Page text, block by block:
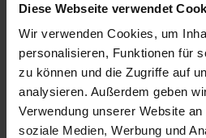
Diese Webseite verwendet
Wir verwenden Cookies, um
personalisieren, Funktionen für
zu können und die Zugriffe auf
analysieren. Außerdem geben
Verwendung unserer Website
soziale Medien, Werbung und
Entschuldigung
leider nicht
Der Link, dem Sie gefolgt sind, ist
Seite wurde entfernt.